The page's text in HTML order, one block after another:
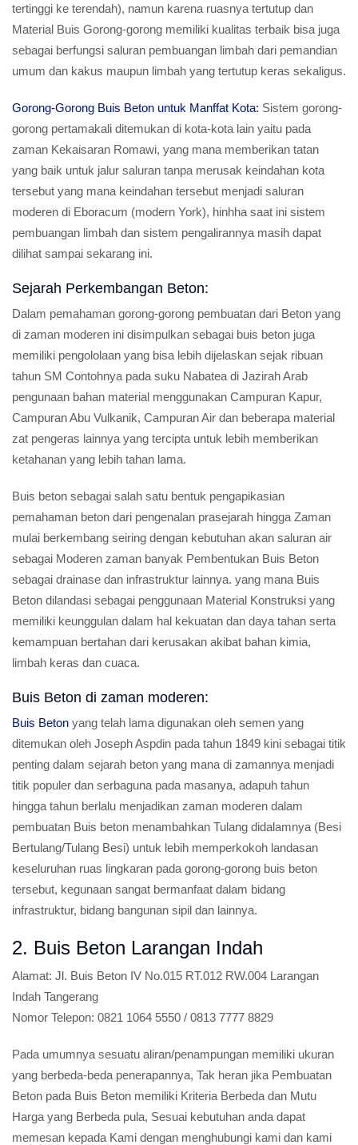
tertinggi ke terendah), namun karena ruasnya tertutup dan
Material Buis Gorong-gorong memiliki kualitas terbaik bisa juga
sebagai berfungsi saluran pembuangan limbah dari pemandian
umum dan kakus maupun limbah yang tertutup keras sekaligus.
Gorong-Gorong Buis Beton untuk Manffat Kota: Sistem gorong-
gorong pertamakali ditemukan di kota-kota lain yaitu pada
zaman Kekaisaran Romawi, yang mana memberikan tatan
yang baik untuk jalur saluran tanpa merusak keindahan kota
tersebut yang mana keindahan tersebut menjadi saluran
moderen di Eboracum (modern York), hinhha saat ini sistem
pembuangan limbah dan sistem pengalirannya masih dapat
dilihat sampai sekarang ini.
Sejarah Perkembangan Beton:
Dalam pemahaman gorong-gorong pembuatan dari Beton yang
di zaman moderen ini disimpulkan sebagai buis beton juga
memiliki pengololaan yang bisa lebih dijelaskan sejak ribuan
tahun SM Contohnya pada suku Nabatea di Jazirah Arab
pengunaan bahan material menggunakan Campuran Kapur,
Campuran Abu Vulkanik, Campuran Air dan beberapa material
zat pengeras lainnya yang tercipta untuk lebih memberikan
ketahanan yang lebih tahan lama.
Buis beton sebagai salah satu bentuk pengapikasian
pemahaman beton dari pengenalan prasejarah hingga Zaman
mulai berkembang seiring dengan kebutuhan akan saluran air
sebagai Moderen zaman banyak Pembentukan Buis Beton
sebagai drainase dan infrastruktur lainnya. yang mana Buis
Beton dilandasi sebagai penggunaan Material Konstruksi yang
memiliki keunggulan dalam hal kekuatan dan daya tahan serta
kemampuan bertahan dari kerusakan akibat bahan kimia,
limbah keras dan cuaca.
Buis Beton di zaman moderen:
Buis Beton yang telah lama digunakan oleh semen yang
ditemukan oleh Joseph Aspdin pada tahun 1849 kini sebagai titik
penting dalam sejarah beton yang mana di zamannya menjadi
titik populer dan serbaguna pada masanya, adapuh tahun
hingga tahun berlalu menjadikan zaman moderen dalam
pembuatan Buis beton menambahkan Tulang didalamnya (Besi
Bertulang/Tulang Besi) untuk lebih memperkokoh landasan
keseluruhan ruas lingkaran pada gorong-gorong buis beton
tersebut, kegunaan sangat bermanfaat dalam bidang
infrastruktur, bidang bangunan sipil dan lainnya.
2. Buis Beton Larangan Indah
Alamat: Jl. Buis Beton IV No.015 RT.012 RW.004 Larangan
Indah Tangerang
Nomor Telepon: 0821 1064 5550 / 0813 7777 8829
Pada umumnya sesuatu aliran/penampungan memiliki ukuran
yang berbeda-beda penerapannya, Tak heran jika Pembuatan
Beton pada Buis Beton memiliki Kriteria Berbeda dan Mutu
Harga yang Berbeda pula, Sesuai kebutuhan anda dapat
memesan kepada Kami dengan menghubungi kami dan kami